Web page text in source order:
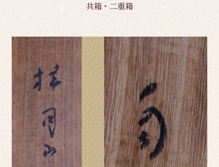
共箱・二重箱